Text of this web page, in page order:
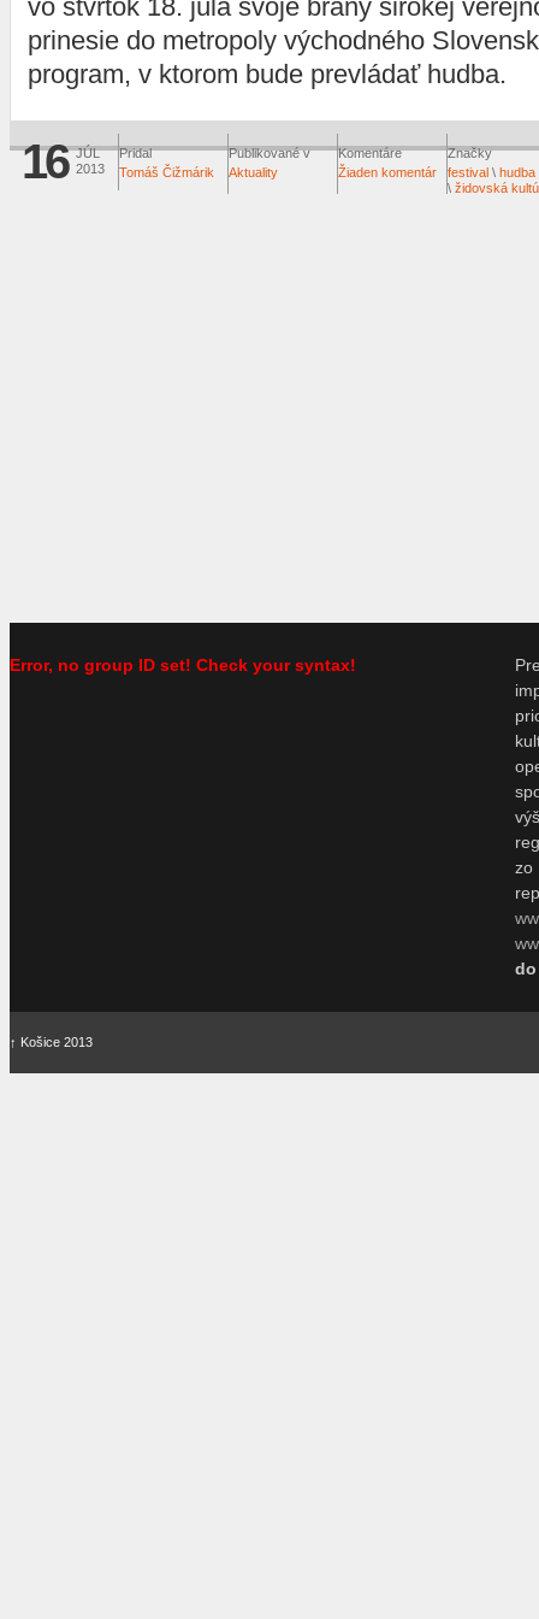
vo štvrtok 18. júla svoje brány širokej
prinesie do metropoly východného
program, v ktorom bude prevládať hudba.
16 JÚL
2013
Pridal
Tomáš Čižmárik
Publikované v
Aktuality
Komentáre
Žiaden komentár
Značky
festival \ hudba
\ židovská
Error, no group ID set! Check your syntax!
↑ Košice 2013